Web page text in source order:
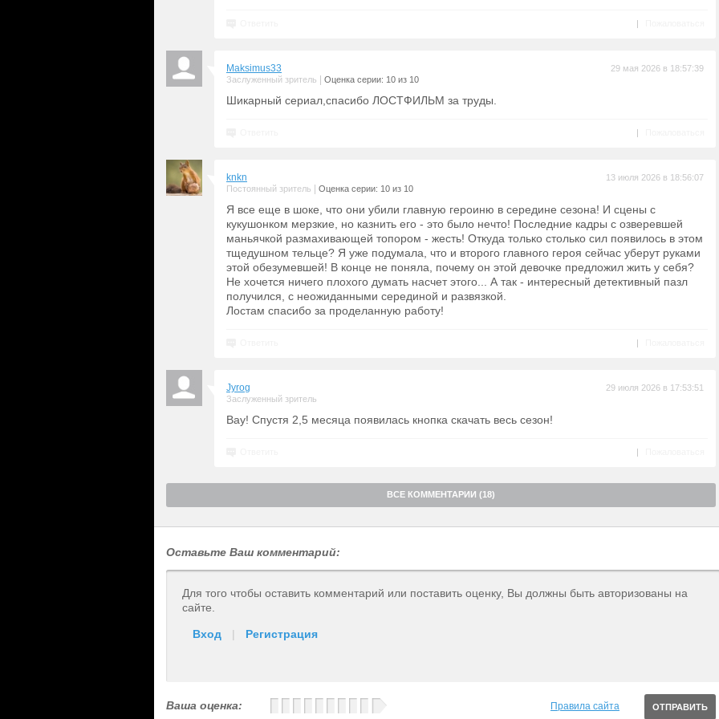
|
Maksimus33
Заслуженный зритель Оценка серии: 10 из 10
29 мая 2026 в 18:57:39
Шикарный сериал,спасибо ЛОСТФИЛЬМ за труды.
|
knkn
Постоянный зритель Оценка серии: 10 из 10
13 июля 2026 в 18:56:07
Я все еще в шоке, что они убили главную героиню в середине сезона! И сцены с
кукушонком мерзкие, но казнить его - это было нечто! Последние кадры с озверевшей
маньячкой размахивающей топором - жесть! Откуда только столько сил появилось в этом
тщедушном тельце? Я уже подумала, что и второго главного героя сейчас уберут руками
этой обезумевшей! В конце не поняла, почему он этой девочке предложил жить у себя?
Не хочется ничего плохого думать насчет этого... А так - интересный детективный пазл
получился, с неожиданными серединой и развязкой.
Лостам спасибо за проделанную работу!
|
Jyrog
Заслуженный зритель
29 июля 2026 в 17:53:51
Вау! Спустя 2,5 месяца появилась кнопка скачать весь сезон!
|
ВСЕ КОММЕНТАРИИ (18)
Оставьте Ваш комментарий:
Для того чтобы оставить комментарий или поставить оценку, Вы должны быть авторизованы на
сайте.
Вход | Регистрация
Ваша оценка: Правила сайта